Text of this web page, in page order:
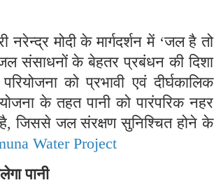
मोदी के मार्गदर्शन में ‘जल है तो
संसाधनों के बेहतर प्रबंधन की दिशा
को प्रभावी एवं दीर्घकालिक
के तहत पानी को पारंपरिक नहर
है, जिससे जल संरक्षण सुनिश्चित होने के
Water Project
पानी